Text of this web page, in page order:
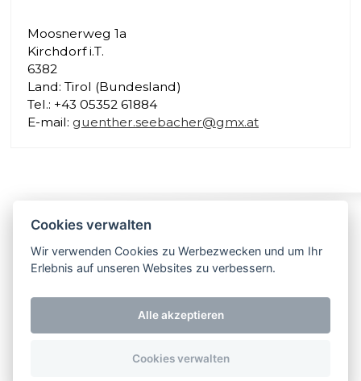
Moosnerweg 1a
Kirchdorf i.T.
6382
Land: Tirol (Bundesland)
Tel.: +43 05352 61884
E-mail: guenther.seebacher@gmx.at
Impressum Kontakt
NEU! Besuchen
Sie uns jetzt auch
Copyright 2026 Storch Kamine. All rights reserved.
Cookies verwalten
Wir verwenden Cookies zu Werbezwecken und um Ihr
Erlebnis auf unseren Websites zu verbessern.
Alle akzeptieren
Cookies verwalten